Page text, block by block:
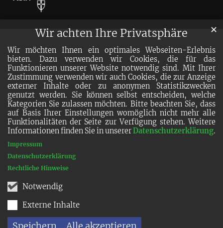
Wir achten Ihre Privatsphäre
Wir möchten Ihnen ein optimales Webseiten-Erlebnis
bieten. Dazu verwenden wir Cookies, die für das
Funktionieren unserer Website notwendig sind. Mit Ihrer
Zustimmung verwenden wir auch Cookies, die zur Anzeige
externer Inhalte oder zu anonymen Statistikzwecken
genutzt werden. Sie können selbst entscheiden, welche
Kategorien Sie zulassen möchten. Bitte beachten Sie, dass
auf Basis Ihrer Einstellungen womöglich nicht mehr alle
Funktionalitäten der Seite zur Verfügung stehen. Weitere
Informationen finden Sie in unsererDatenschutzerklärung.
Notwendig
Externe Inhalte
Speichern Alle akzeptieren
✕
Impressum
Datenschutzerklärung
Rechtliche Hinweise